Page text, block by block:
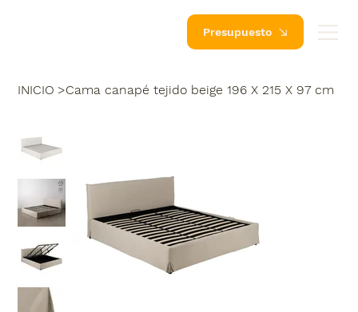
Presupuesto
INICIO >Cama canapé tejido beige 196 X 215 X 97 cm